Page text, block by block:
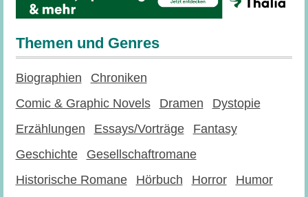
Themen und Genres
Biographien
Chroniken
Comic & Graphic Novels
Dramen
Dystopie
Erzählungen
Essays/Vorträge
Fantasy
Geschichte
Gesellschaftromane
Historische Romane
Hörbuch Horror
Humor